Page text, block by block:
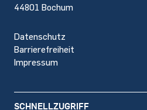
44801 Bochum
Datenschutz
Barrierefreiheit
Impressum
SCHNELLZUGRIFF